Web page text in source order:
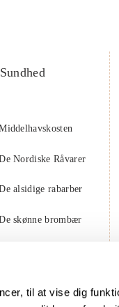
til at vise dig
Nordiske Råvarer
alsidige rabarber
skønne brombær